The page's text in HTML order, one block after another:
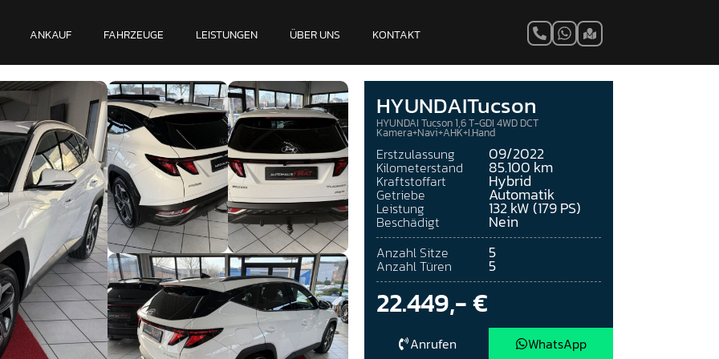
ANKAUF FAHRZEUGE LEISTUNGEN ÜBER UNS KONTAKT
HYUNDAITucson
HYUNDAI Tucson 1,6 T-GDI 4WD DCT
Kamera+Navi+AHK+I.Hand
Erstzulassung 09/2022
Kilometerstand 85.100 km
Kraftstoffart Hybrid
Getriebe Automatik
Leistung 132 kW (179 PS)
Beschädigt Nein
Anzahl Sitze 5
Anzahl Türen 5
22.449,- €
Anrufen WhatsApp